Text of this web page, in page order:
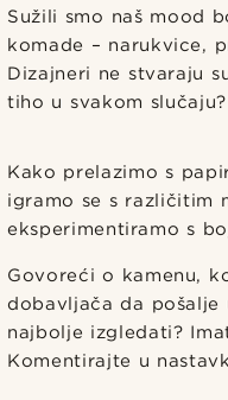
Sužili smo naš mood
komade – narukvice,
Dizajneri ne stvaraju
tiho u svakom slučaju?
Kako prelazimo s
igramo se s različitim
eksperimentiramo s
Govoreći o kamenu,
dobavljača da pošalje
najbolje izgledati?
Komentirajte u